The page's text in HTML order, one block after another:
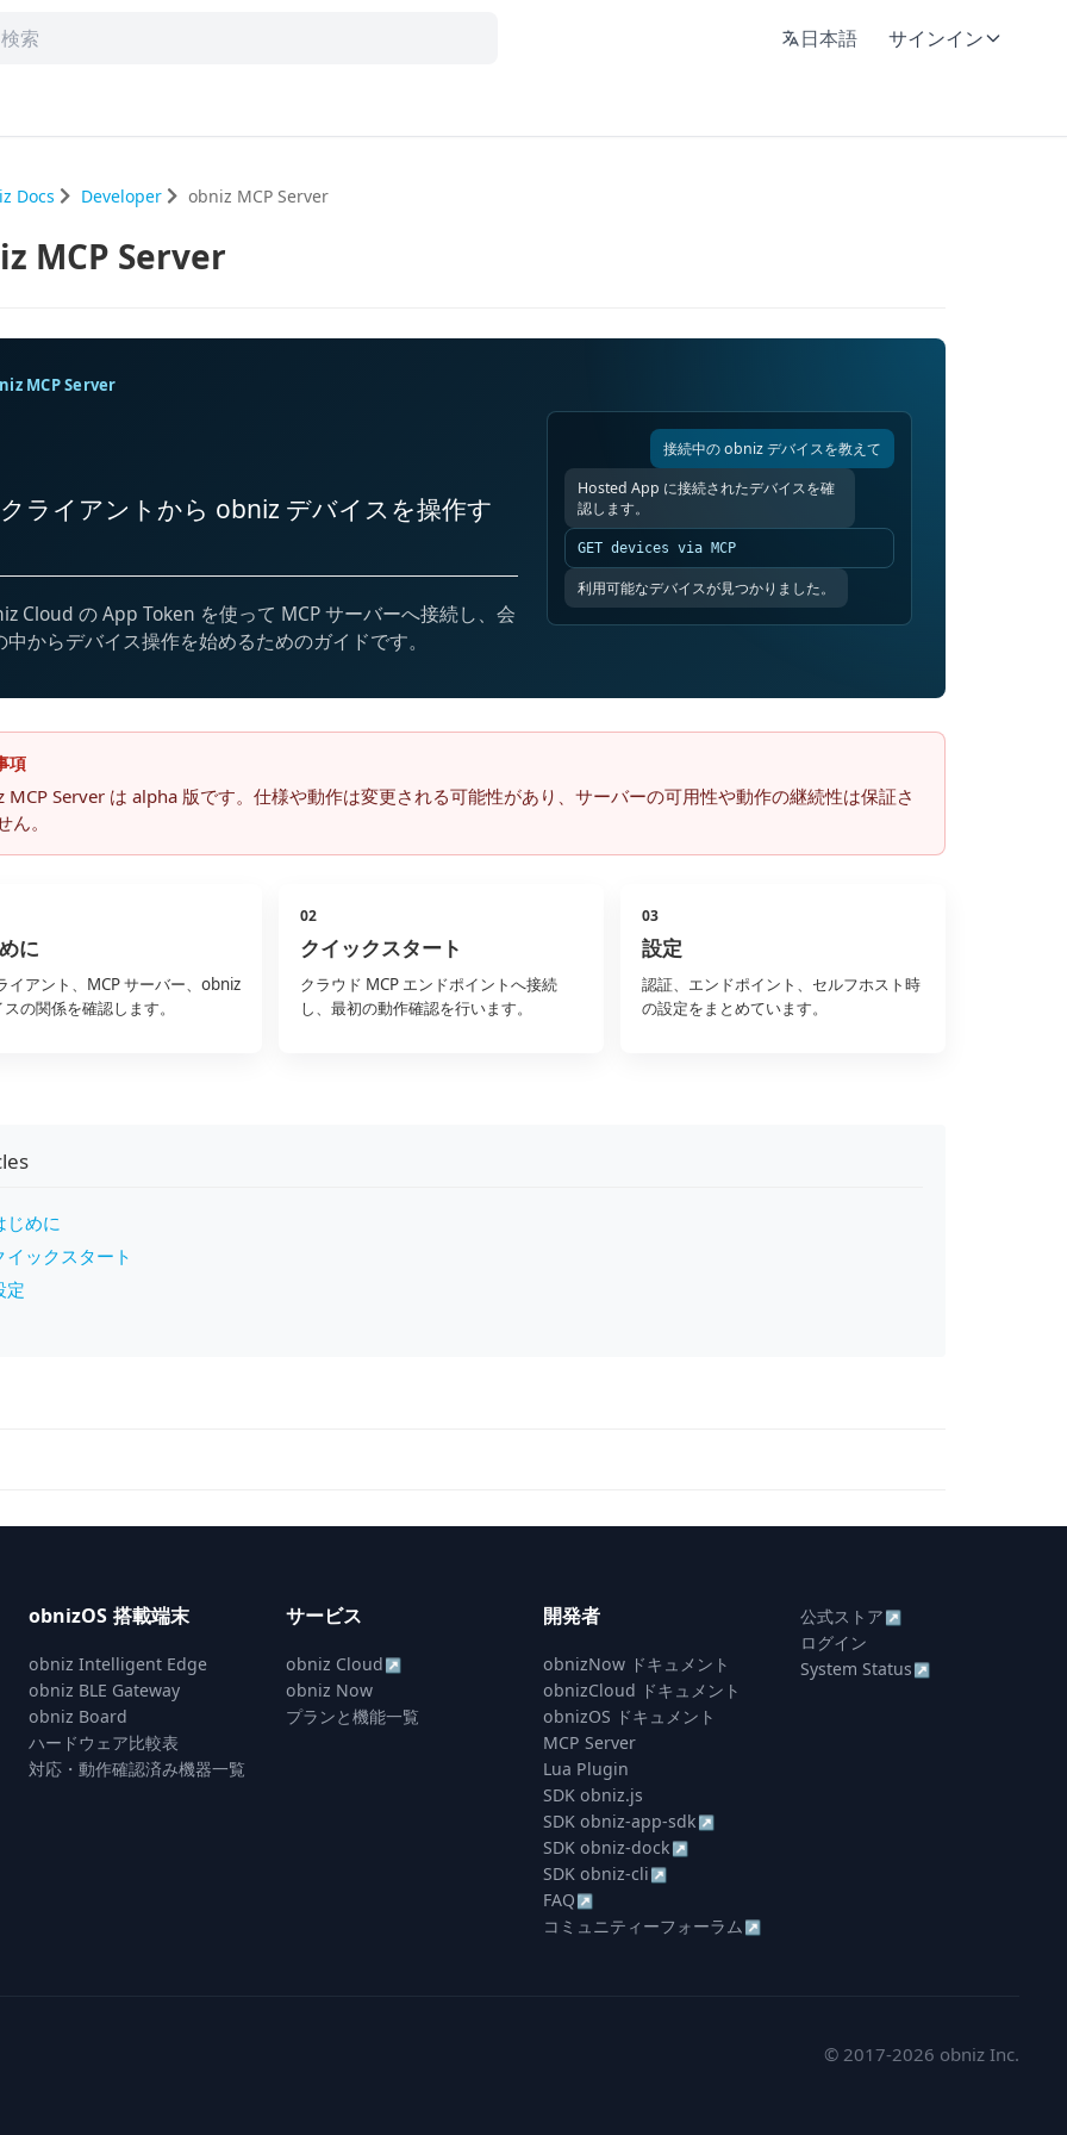
日本語 サインイン
Docs Developer obniz MCP Server
MCP Server
MCP Server
ライアントから obniz デバイスを操作す
Cloud の App Token を使って MCP サーバーへ接続し、会
中からデバイス操作を始めるためのガイドです。
接続中の obniz デバイスを教えて
Hosted App に接続されたデバイスを確
認します。
GET devices via MCP
利用可能なデバイスが見つかりました。
項
MCP Server は alpha 版です。仕様や動作は変更される可能性があり、サーバーの可用性や動作の継続性は保証さ
ん。
に
イアント、MCP サーバー、obniz
の関係を確認します。
02
クイックスタート
クラウド MCP エンドポイントへ接続
し、最初の動作確認を行います。
03
設定
認証、エンドポイント、セルフホスト時
の設定をまとめています。
じめに
イックスタート
定
obnizOS 搭載端末
obniz Intelligent Edge
obniz BLE Gateway
obniz Board
ハードウェア比較表
対応・動作確認済み機器一覧
サービス
obniz Cloud ↗
obniz Now
プランと機能一覧
開発者
obnizNow ドキュメント
obnizCloud ドキュメント
obnizOS ドキュメント
MCP Server
Lua Plugin
SDK obniz.js
SDK obniz-app-sdk ↗
SDK obniz-dock ↗
SDK obniz-cli ↗
FAQ ↗
コミュニティーフォーラム ↗
公式ストア ↗
ログイン
System Status ↗
© 2017-2026 obniz Inc.